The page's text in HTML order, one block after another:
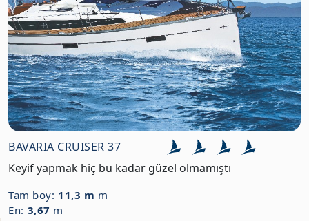
BAVARIA CRUISER 37
Keyif yapmak hiç bu kadar güzel olmamıştı
Tam boy: 11,3 m m
En: 3,67 m